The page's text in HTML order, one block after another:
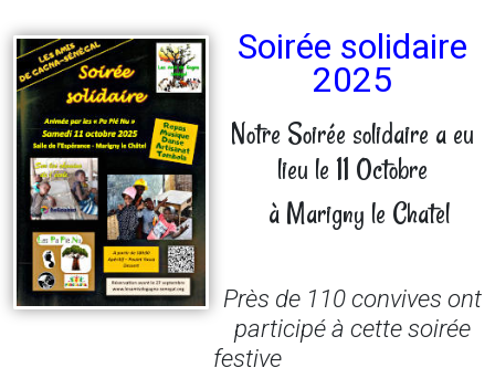
Soirée solidaire
2025
Notre Soirée solidaire a eu
lieu le 11 Octobre
à Marigny le Chatel
Près de 110 convives ont
participé à cette soirée
festive